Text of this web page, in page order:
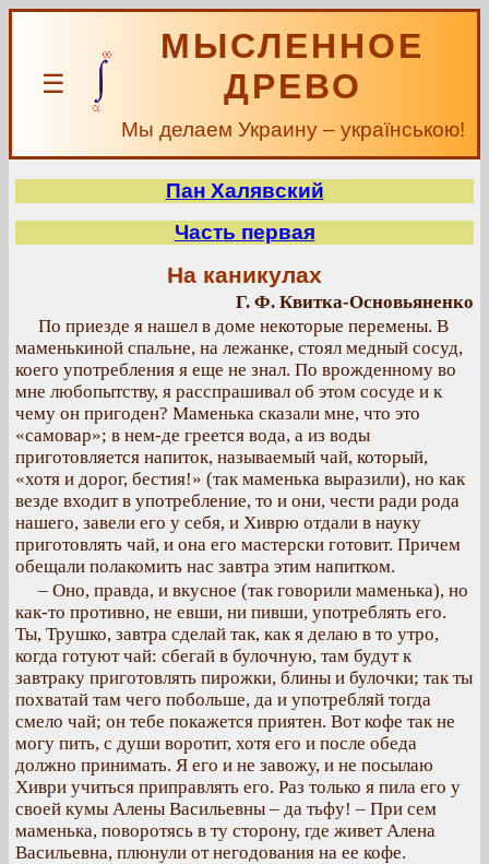
☰
МЫСЛЕННОЕ
ДРЕВО
Мы делаем Украину – українською!
Пан Халявский
Часть первая
На каникулах
Г. Ф. Квитка-Основьяненко
По приезде я нашел в доме некоторые перемены. В
маменькиной спальне, на лежанке, стоял медный сосуд,
коего употребления я еще не знал. По врожденному во
мне любопытству, я расспрашивал об этом сосуде и к
чему он пригоден? Маменька сказали мне, что это
«самовар»; в нем-де греется вода, а из воды
приготовляется напиток, называемый чай, который,
«хотя и дорог, бестия!» (так маменька выразили), но как
везде входит в употребление, то и они, чести ради рода
нашего, завели его у себя, и Хиврю отдали в науку
приготовлять чай, и она его мастерски готовит. Причем
обещали полакомить нас завтра этим напитком.
– Оно, правда, и вкусное (так говорили маменька), но
как-то противно, не евши, ни пивши, употреблять его.
Ты, Трушко, завтра сделай так, как я делаю в то утро,
когда готуют чай: сбегай в булочную, там будут к
завтраку приготовлять пирожки, блины и булочки; так ты
похватай там чего побольше, да и употребляй тогда
смело чай; он тебе покажется приятен. Вот кофе так не
могу пить, с души воротит, хотя его и после обеда
должно принимать. Я его и не завожу, и не посылаю
Хиври учиться приправлять его. Раз только я пила его у
своей кумы Алены Васильевны – да тьфу! – При сем
маменька, поворотясь в ту сторону, где живет Алена
Васильевна, плюнули от негодования на ее кофе.